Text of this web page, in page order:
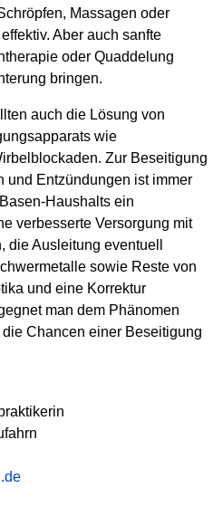
Massagen oder
Aber auch sanfte
oder Quaddelung
bringen.
auch die Lösung von
wie
Zur Beseitigung
und Entzündungen ist immer
Haushalts ein
verbesserte Versorgung mit
die Ausleitung eventuell
sowie Reste von
und eine Korrektur
man dem Phänomen
Chancen einer Beseitigung